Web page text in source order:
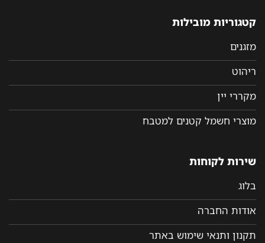
קטגוריות מובילות
מזגנים
ריהוט
מקררי יין
מוצרי חשמל קטנים למטבח
שירות לקוחות
בלוג
אודות החברה
תקנון ותנאי שימוש באתר